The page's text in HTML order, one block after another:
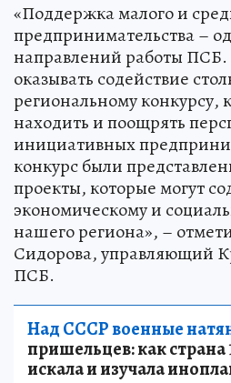
«Поддержка малого и
предпринимательства –
направлений работы
оказывать содействие
региональному конкурсу,
находить и поощрять
инициативных
конкурс были
проекты, которые могут
экономическому и
нашего региона», –
Сидорова, управляющий
ПСБ.
Над СССР военные
пришельцев: как страна
искала и изучала